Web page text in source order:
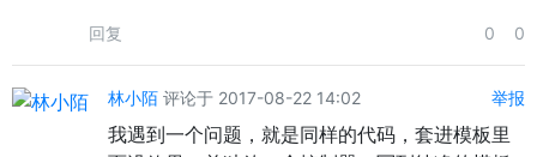
回复 0 0
林小陌 评论于 2017-08-22 14:02 举报
我遇到一个问题，就是同样的代码，套进模板里